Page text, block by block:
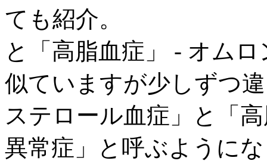
ても紹介。
と「高脂血症」 - オム
似ていますが少しずつ
ステロール血症」と「
異常症」と呼ぶように